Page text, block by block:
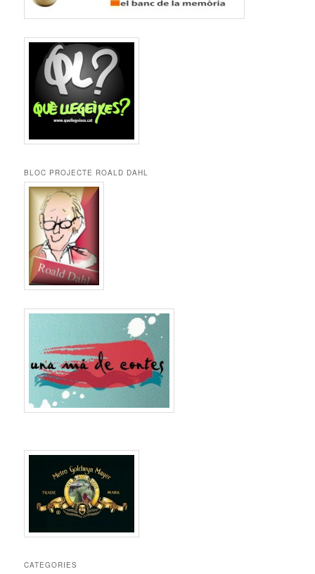
BLOC PROJECTE ROALD DAHL
CATEGORIES